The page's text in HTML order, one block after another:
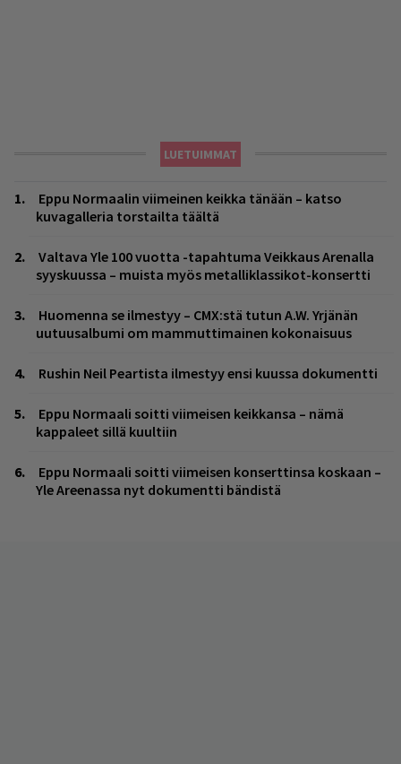
LUETUIMMAT
Eppu Normaalin viimeinen keikka tänään – katso
kuvagalleria torstailta täältä
Valtava Yle 100 vuotta -tapahtuma Veikkaus Arenalla
syyskuussa – muista myös metalliklassikot-konsertti
Huomenna se ilmestyy – CMX:stä tutun A.W. Yrjänän
uutuusalbumi om mammuttimainen kokonaisuus
Rushin Neil Peartista ilmestyy ensi kuussa dokumentti
Eppu Normaali soitti viimeisen keikkansa – nämä
kappaleet sillä kuultiin
Eppu Normaali soitti viimeisen konserttinsa koskaan –
Yle Areenassa nyt dokumentti bändistä